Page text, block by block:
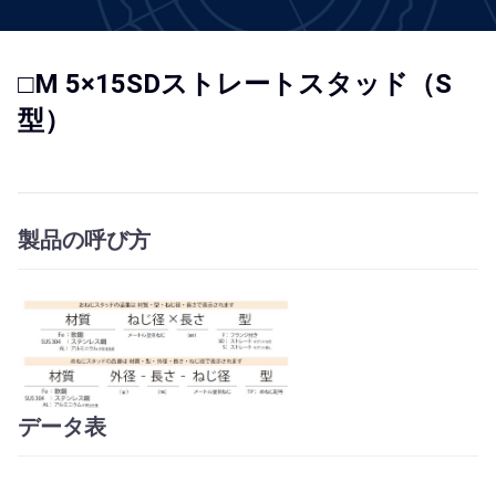
□M 5×15SDストレートスタッド（S
型）
製品の呼び方
データ表